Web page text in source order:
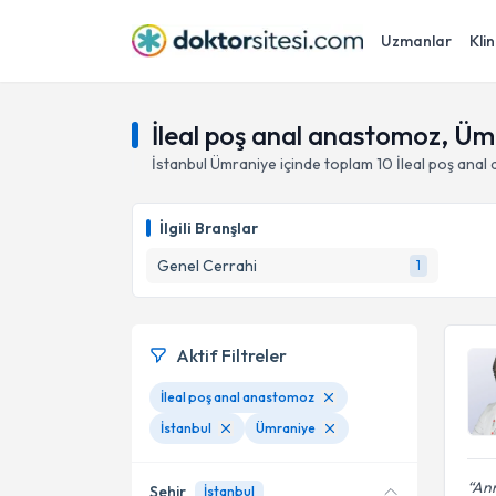
Uzmanlar
İleal poş anal anastomoz,
İstanbul Ümraniye içinde toplam 10 İleal poş anal
İlgili Branşlar
Genel Cerrahi
1
Aktif Filtreler
İleal poş anal anastomoz
İstanbul
Ümraniye
Şehir İstanbul